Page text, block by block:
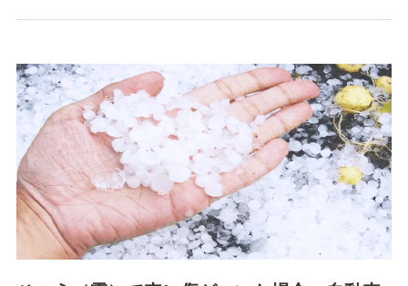
郵便、電話、およびＥメール等により、当社と取引のあるも
た維持管理等の委託業務遂行のため、またそれらに付帯、関
連する当社および提携会社のサービスを案内、提供するため
（なお、当社は複数の保険会社と取引があり、取得した個人
情報を取引のある他の保険会社の商品・サービスをご提案す
るために利用させていただくことがあります。）
上記に係る連絡・手続き・管理等付帯業務を行うため
3.セミナー募集サイトから取得した個人情報
各種セミナーの案内、開催のため
上記に係る連絡・手続き・管理等付帯業務を行うため